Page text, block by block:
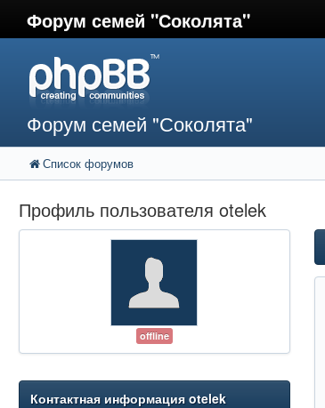
Форум семей "Соколята"
Форум семей "Соколята"
Список форумов
Профиль пользователя otelek
offline
Контактная информация otelek